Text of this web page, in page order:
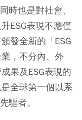
時也是對社會、
ESG表現不應僅
發全新的「ESG
，不分內、外
果及ESG表現的
全球第一個以系
驅者。